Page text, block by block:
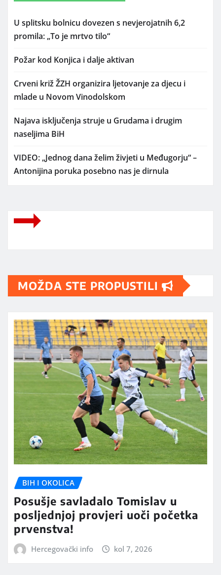
U splitsku bolnicu dovezen s nevjerojatnih 6,2
promila: „To je mrtvo tilo“
Požar kod Konjica i dalje aktivan
Crveni križ ŽZH organizira ljetovanje za djecu i
mlade u Novom Vinodolskom
Najava isključenja struje u Grudama i drugim
naseljima BiH
VIDEO: „Jednog dana želim živjeti u Međugorju“ –
Antonijina poruka posebno nas je dirnula
MOŽDA STE PROPUSTILI
BIH I OKOLICA
Posušje savladalo Tomislav u
posljednjoj provjeri uoči početka
prvenstva!
Hercegovački info kol 7, 2026